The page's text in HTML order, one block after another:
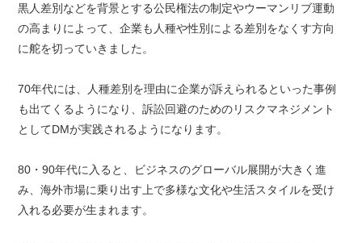
黒人差別などを背景とする公民権法の制定やウーマンリブ運動
の高まりによって、企業も人種や性別による差別をなくす方向
に舵を切っていきました。
70年代には、人種差別を理由に企業が訴えられるといった事例
も出てくるようになり、訴訟回避のためのリスクマネジメント
としてDMが実践されるようになります。
80・90年代に入ると、ビジネスのグローバル展開が大きく進
み、海外市場に乗り出す上で多様な文化や生活スタイルを受け
入れる必要が生まれます。